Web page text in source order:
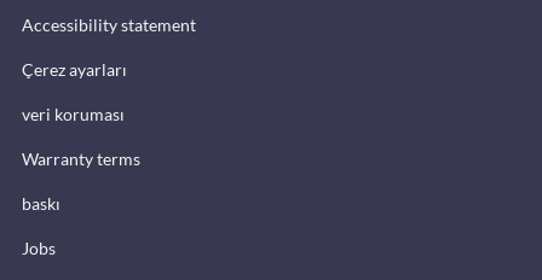
Accessibility statement
Çerez ayarları
veri koruması
Warranty terms
baskı
Jobs